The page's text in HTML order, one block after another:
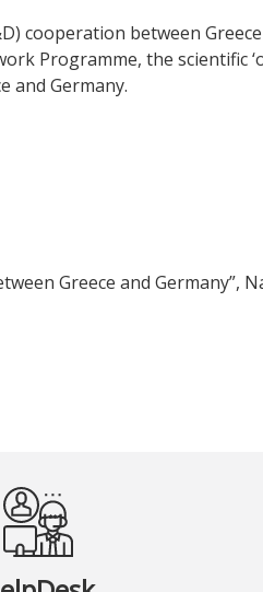
cooperation between
Programme, the scientific
and Germany.
Greece and Germany”,